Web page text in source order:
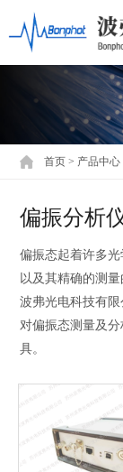
首页 > 产品中心
偏振分析
偏振态起着许多
以及其精确的测
波弗光电科技有
对偏振态测量及
具。